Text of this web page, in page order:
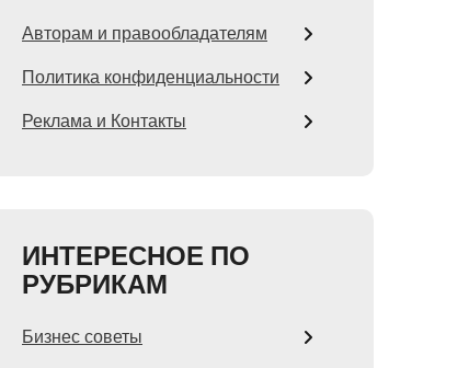
Авторам и правообладателям
Политика конфиденциальности
Реклама и Контакты
ИНТЕРЕСНОЕ ПО
РУБРИКАМ
Бизнес советы